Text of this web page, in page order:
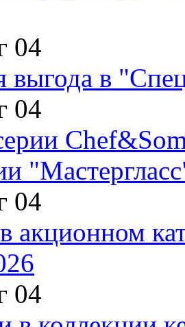
04
выгода в
04
04
акционном
04